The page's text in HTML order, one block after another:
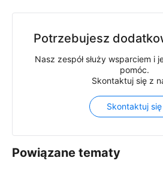
Powiązane tematy
Potrzebujesz
Nasz zespół służy wsparciem i
pomóc.
Skontaktuj się z
Skontaktuj się